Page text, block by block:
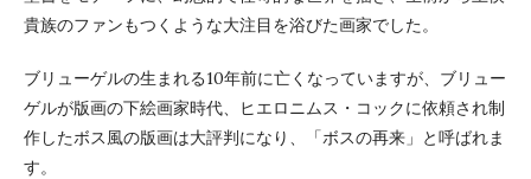
貴族のファンもつくような大注目を浴びた画家でした。
ブリューゲルの生まれる10年前に亡くなっていますが、ブリュー
ゲルが版画の下絵画家時代、ヒエロニムス・コックに依頼され制
作したボス風の版画は大評判になり、「ボスの再来」と呼ばれま
す。